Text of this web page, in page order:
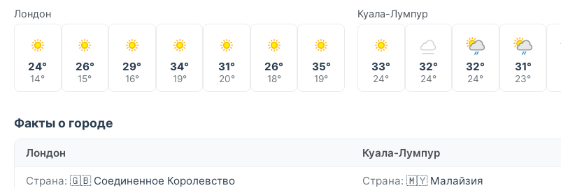
Лондон
24°
14°
26°
15°
29°
16°
34°
19°
31°
20°
26°
18°
35°
19°
Куала-Лумпур
33°
24°
32°
24°
32°
24°
31°
23°
Факты о городе
Лондон Куала-Лумпур
Страна: 🇬🇧 Соединенное Королевство Страна: 🇲🇾 Малайзия